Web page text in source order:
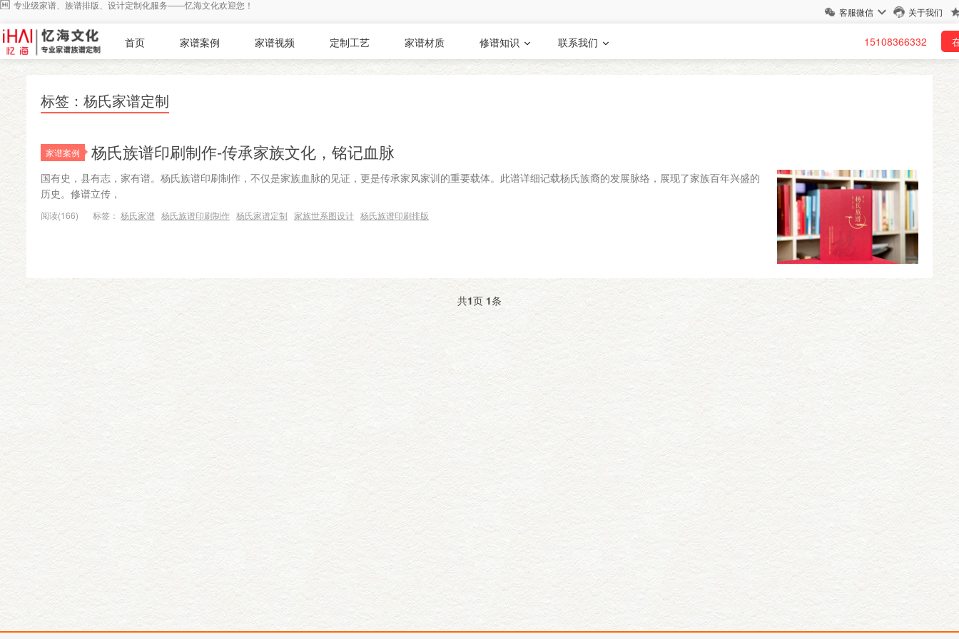
专业级家谱、族谱排版、设计定制化服务——忆海文化欢迎您！
客服微信 关于我们
首页 家谱案例 家谱视频 定制工艺 家谱材质 修谱知识 联系我们 15108366332
标签：杨氏家谱定制
家谱案例 杨氏族谱印刷制作-传承家族文化，铭记血脉
国有史，县有志，家有谱。杨氏族谱印刷制作，不仅是家族血脉的见证，更是传承家风家训的重要载体。此谱详细记载杨氏族裔的发展脉络，展现了家族百年兴盛的
历史。修谱立传，
阅读(166) 标签： 杨氏家谱 杨氏族谱印刷制作 杨氏家谱定制 家族世系图设计 杨氏族谱印刷排版
共1页 1条